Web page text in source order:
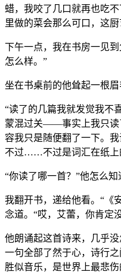
蜡，我咬了几口就再也吃
里做的菜会那么可口，这
下午一点，我在书房一见
怎么样。”
坐在书桌前的他耸起一根
“读了的几篇我就发觉我不
蒙混过关——事实上我只读
容我只是随便翻了一下。
不过……不过是词汇在纸上
“你读了哪一首？”他怎么知
我翻开书，递给他看。“《
念道。“哎，艾蕾，你肯定
他朗诵起这首诗来，几乎
一句全部了然于心，诗行
胜似音乐，是世界上最悲